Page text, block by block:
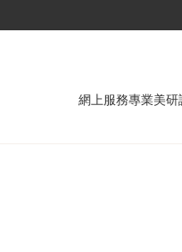
網上服務專業美研